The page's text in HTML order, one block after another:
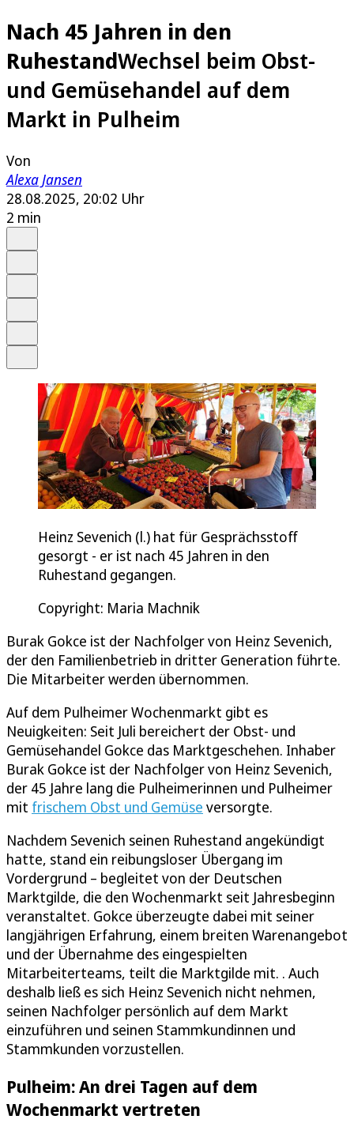
Nach 45 Jahren in den
RuhestandWechsel beim Obst-
und Gemüsehandel auf dem
Markt in Pulheim
Von
Alexa Jansen
28.08.2025, 20:02 Uhr
2 min
Heinz Sevenich (l.) hat für Gesprächsstoff
gesorgt - er ist nach 45 Jahren in den
Ruhestand gegangen.
Copyright: Maria Machnik
Burak Gokce ist der Nachfolger von Heinz Sevenich,
der den Familienbetrieb in dritter Generation führte.
Die Mitarbeiter werden übernommen.
Auf dem Pulheimer Wochenmarkt gibt es
Neuigkeiten: Seit Juli bereichert der Obst- und
Gemüsehandel Gokce das Marktgeschehen. Inhaber
Burak Gokce ist der Nachfolger von Heinz Sevenich,
der 45 Jahre lang die Pulheimerinnen und Pulheimer
mit frischem Obst und Gemüse versorgte.
Nachdem Sevenich seinen Ruhestand angekündigt
hatte, stand ein reibungsloser Übergang im
Vordergrund – begleitet von der Deutschen
Marktgilde, die den Wochenmarkt seit Jahresbeginn
veranstaltet. Gokce überzeugte dabei mit seiner
langjährigen Erfahrung, einem breiten Warenangebot
und der Übernahme des eingespielten
Mitarbeiterteams, teilt die Marktgilde mit. . Auch
deshalb ließ es sich Heinz Sevenich nicht nehmen,
seinen Nachfolger persönlich auf dem Markt
einzuführen und seinen Stammkundinnen und
Stammkunden vorzustellen.
Pulheim: An drei Tagen auf dem
Wochenmarkt vertreten